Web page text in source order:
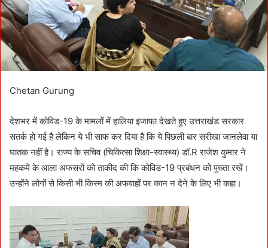
l
Chetan Gurung
देशभर में कोविड-19 के मामलों में हालिया इजाफा देखते हुए उत्तराखंड सरकार
सतर्क हो गई है लेकिन ये भी साफ कर दिया है कि ये पिछली बार सरीखा जानलेवा या
घातक नहीं है। राज्य के सचिव (चिकित्सा शिक्षा-स्वास्थ्य) डॉ.R राजेश कुमार ने
महकमे के आला अफसरों को ताकीद की कि कोविड-19 प्रबंधन को पुख्ता रखें।
उन्होंने लोगों से किसी भी किस्म की अफवाहों पर कान न देने के लिए भी कहा।